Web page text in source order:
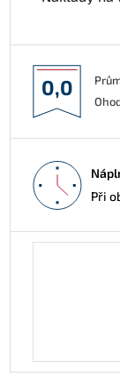
0,0
Při